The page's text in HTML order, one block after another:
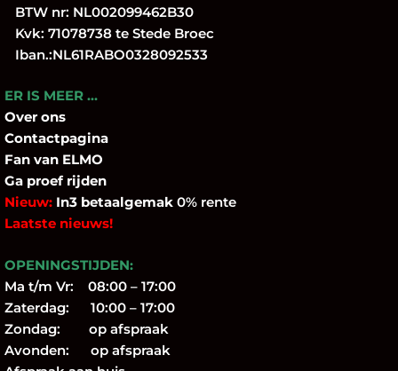
BTW nr: NL002099462B30
Kvk: 71078738 te Stede Broec
Iban.:NL61RABO0328092533
ER IS MEER …
Over ons
Contactpagina
Fan van ELMO
Ga proef rijden
Nieuw: In3 betaalgemak 0% rente
Laatste nieuws!
OPENINGSTIJDEN:
Ma t/m Vr: 08:00 – 17:00
Zaterdag: 10:00 – 17:00
Zondag: op afspraak
Avonden: op afspraak